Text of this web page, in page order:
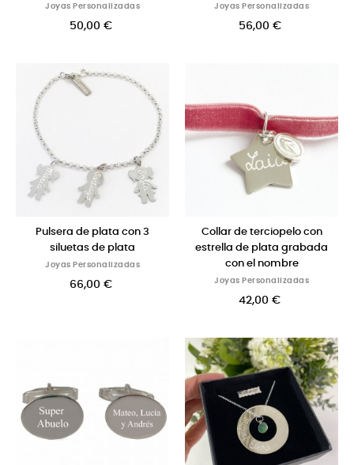
Joyas Personalizadas
50,00 €
Joyas Personalizadas
56,00 €
Pulsera de plata con 3
siluetas de plata
Joyas Personalizadas
66,00 €
Collar de terciopelo con
estrella de plata grabada
con el nombre
Joyas Personalizadas
42,00 €